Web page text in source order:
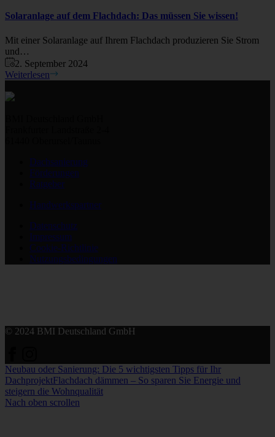
Solaranlage auf dem Flachdach: Das müssen Sie wissen!
Mit einer Solaranlage auf Ihrem Flachdach produzieren Sie Strom
und…
2. September 2024
Weiterlesen
Dachsanierung
Förderungen
Ratgeber
Handwerkspartner
Datenschutz
Impressum
Cookie-Richtlinie
Nutzungsbedingungen
© 2024 BMI Deutschland GmbH
Neubau oder Sanierung: Die 5 wichtigsten Tipps für Ihr
DachprojektFlachdach dämmen – So sparen Sie Energie und
steigern die Wohnqualität
Nach oben scrollen